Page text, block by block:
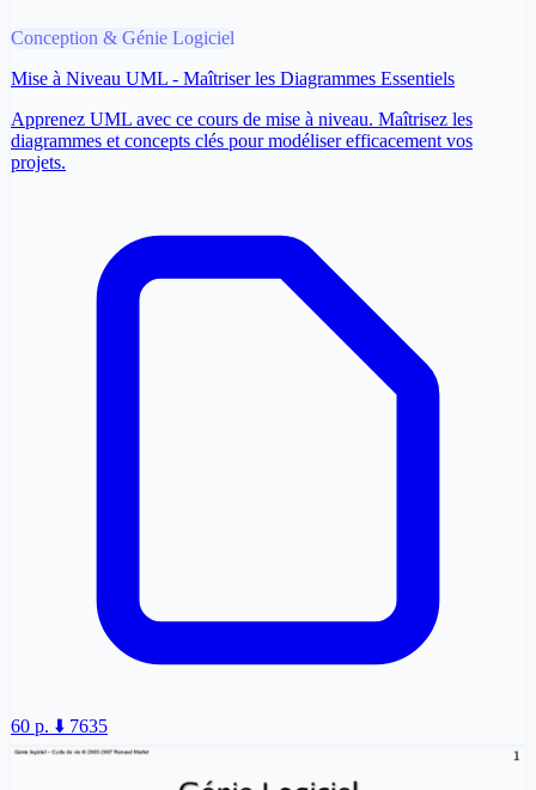
Conception & Génie Logiciel
Mise à Niveau UML - Maîtriser les Diagrammes Essentiels
Apprenez UML avec ce cours de mise à niveau. Maîtrisez les
diagrammes et concepts clés pour modéliser efficacement vos
projets.
60 p. ⬇️ 7635